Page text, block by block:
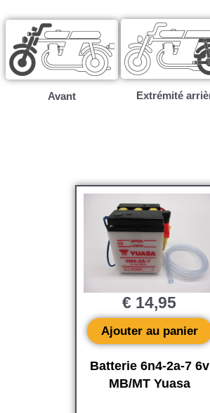
Avant Extrémité
Batterie 6n4-2a-7 6v
MB/MT Yuasa
€ 14,95
Ajouter au panier